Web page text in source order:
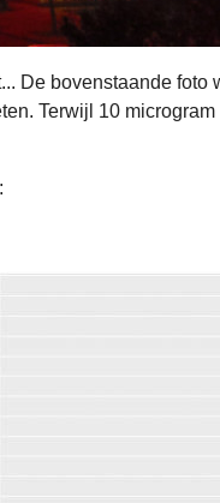
De bovenstaande foto
Terwijl 10